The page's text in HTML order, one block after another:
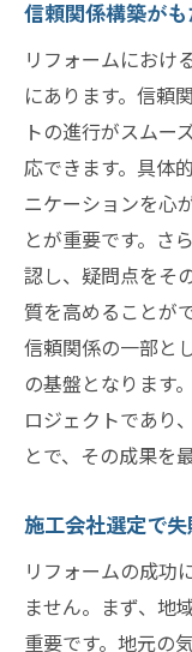
信頼関係構築が
リフォームにおけ
にあります。信頼
トの進行がスムー
応できます。具体
ニケーションを心
とが重要です。さ
認し、疑問点をそ
質を高めることが
信頼関係の一部と
の基盤となります
ロジェクトであり
とで、その成果を
施工会社選定で
リフォームの成功
ません。まず、地
重要です。地元の